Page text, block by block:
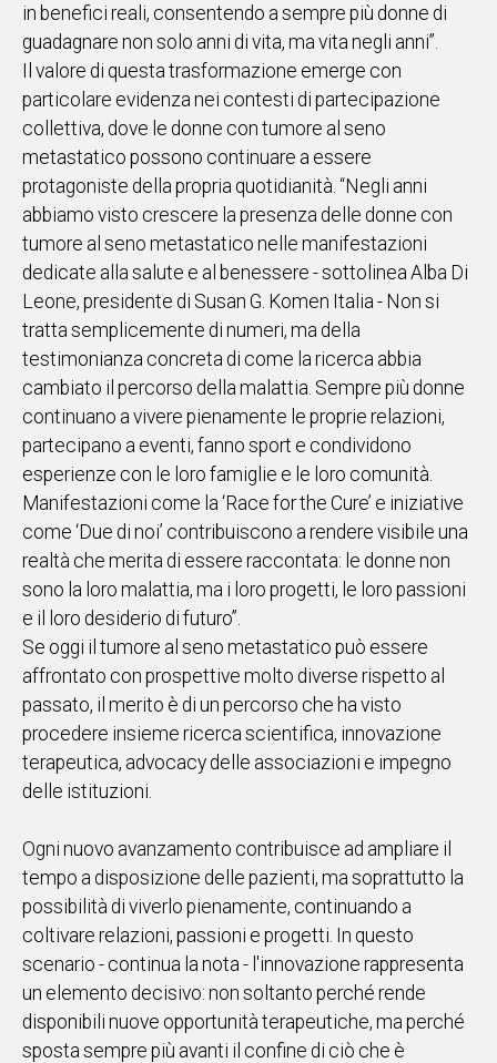
in benefici reali, consentendo a sempre più donne di
guadagnare non solo anni di vita, ma vita negli anni”.
Il valore di questa trasformazione emerge con
particolare evidenza nei contesti di partecipazione
collettiva, dove le donne con tumore al seno
metastatico possono continuare a essere
protagoniste della propria quotidianità. “Negli anni
abbiamo visto crescere la presenza delle donne con
tumore al seno metastatico nelle manifestazioni
dedicate alla salute e al benessere - sottolinea Alba Di
Leone, presidente di Susan G. Komen Italia - Non si
tratta semplicemente di numeri, ma della
testimonianza concreta di come la ricerca abbia
cambiato il percorso della malattia. Sempre più donne
continuano a vivere pienamente le proprie relazioni,
partecipano a eventi, fanno sport e condividono
esperienze con le loro famiglie e le loro comunità.
Manifestazioni come la ‘Race for the Cure’ e iniziative
come ‘Due di noi’ contribuiscono a rendere visibile una
realtà che merita di essere raccontata: le donne non
sono la loro malattia, ma i loro progetti, le loro passioni
e il loro desiderio di futuro”.
Se oggi il tumore al seno metastatico può essere
affrontato con prospettive molto diverse rispetto al
passato, il merito è di un percorso che ha visto
procedere insieme ricerca scientifica, innovazione
terapeutica, advocacy delle associazioni e impegno
delle istituzioni.
Ogni nuovo avanzamento contribuisce ad ampliare il
tempo a disposizione delle pazienti, ma soprattutto la
possibilità di viverlo pienamente, continuando a
coltivare relazioni, passioni e progetti. In questo
scenario - continua la nota - l'innovazione rappresenta
un elemento decisivo: non soltanto perché rende
disponibili nuove opportunità terapeutiche, ma perché
sposta sempre più avanti il confine di ciò che è